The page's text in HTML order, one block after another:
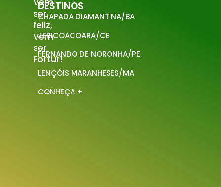
ser
feliz,
Vem
ser
Fortur!
DESTINOS
CHAPADA DIAMANTINA/BA
JERICOACOARA/CE
FERNANDO DE NORONHA/PE
LENÇÓIS MARANHESES/MA
CONHEÇA +